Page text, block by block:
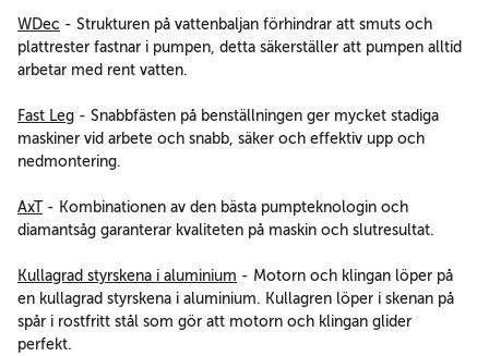
WDec - Strukturen på vattenbaljan förhindrar att smuts och
plattrester fastnar i pumpen, detta säkerställer att pumpen alltid
arbetar med rent vatten.
Fast Leg - Snabbfästen på benställningen ger mycket stadiga
maskiner vid arbete och snabb, säker och effektiv upp och
nedmontering.
AxT- Kombinationen av den bästa pumpteknologin och
diamantsåg garanterar kvaliteten på maskin och slutresultat.
Kullagrad styrskena i aluminium - Motorn och klingan löper på
en kullagrad styrskena i aluminium. Kullagren löper i skenan på
spår i rostfritt stål som gör att motorn och klingan glider
perfekt.